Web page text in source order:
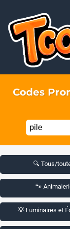
Codes
🔍 Tous/
🐾
💡 Luminaires et